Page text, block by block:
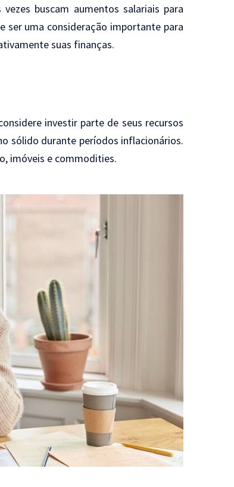
buscam aumentos salariais para
ser uma consideração importante para
suas finanças.
investir parte de seus recursos
sólido durante períodos inflacionários.
imóveis e commodities.